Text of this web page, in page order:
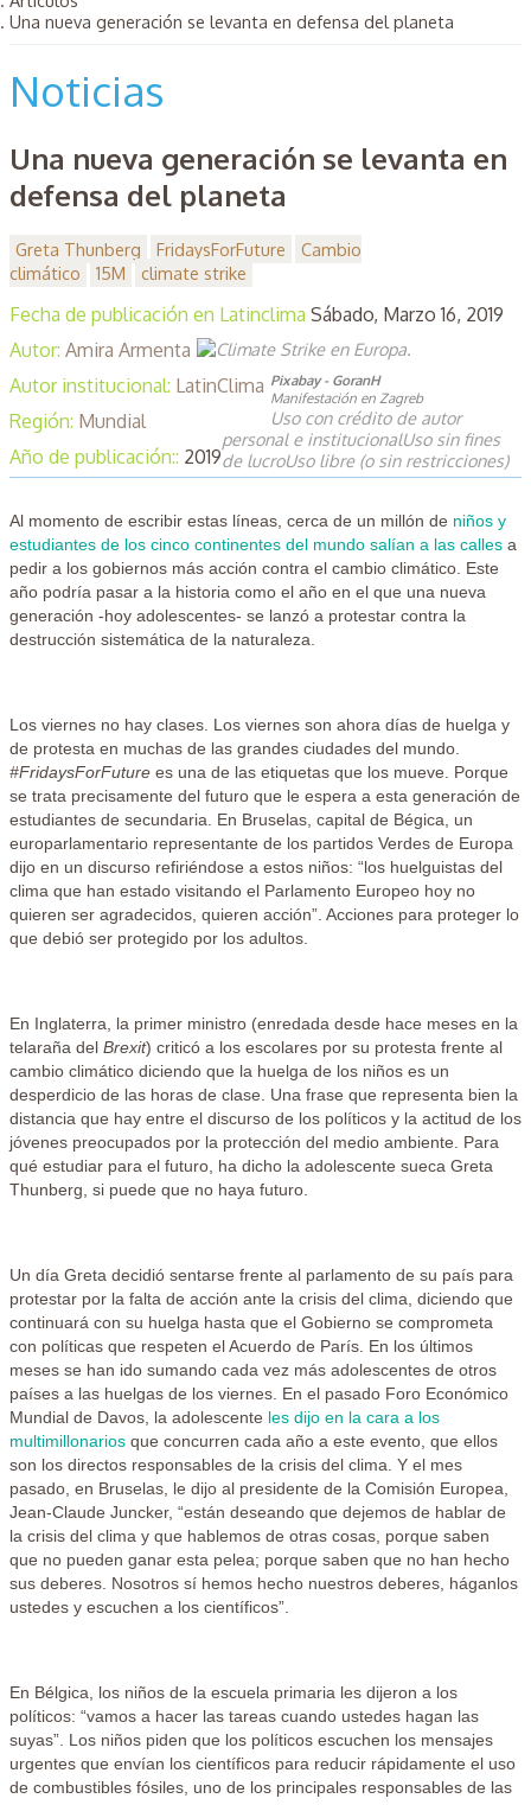
Una nueva generación se levanta en defensa del planeta
Noticias
Una nueva generación se levanta en
defensa del planeta
Greta Thunberg FridaysForFuture
Cambio
climático
15M climate strike
Fecha de publicación en Latinclima Sábado, Marzo 16, 2019
Autor: Amira Armenta
Autor institucional: LatinClima
Región: Mundial
Año de publicación:: 2019
Pixabay - GoranH
Manifestación en Zagreb
Uso con crédito de autor
personal e institucionalUso sin fines
de lucroUso libre (o sin restricciones)
Al momento de escribir estas líneas, cerca de un millón de niños y
estudiantes de los cinco continentes del mundo salían a las calles a
pedir a los gobiernos más acción contra el cambio climático. Este
año podría pasar a la historia como el año en el que una nueva
generación -hoy adolescentes- se lanzó a protestar contra la
destrucción sistemática de la naturaleza.
Los viernes no hay clases. Los viernes son ahora días de huelga y
de protesta en muchas de las grandes ciudades del mundo.
#FridaysForFuture es una de las etiquetas que los mueve. Porque
se trata precisamente del futuro que le espera a esta generación de
estudiantes de secundaria. En Bruselas, capital de Bégica, un
europarlamentario representante de los partidos Verdes de Europa
dijo en un discurso refiriéndose a estos niños: “los huelguistas del
clima que han estado visitando el Parlamento Europeo hoy no
quieren ser agradecidos, quieren acción”. Acciones para proteger lo
que debió ser protegido por los adultos.
En Inglaterra, la primer ministro (enredada desde hace meses en la
telaraña del Brexit) criticó a los escolares por su protesta frente al
cambio climático diciendo que la huelga de los niños es un
desperdicio de las horas de clase. Una frase que representa bien la
distancia que hay entre el discurso de los políticos y la actitud de los
jóvenes preocupados por la protección del medio ambiente. Para
qué estudiar para el futuro, ha dicho la adolescente sueca Greta
Thunberg, si puede que no haya futuro.
Un día Greta decidió sentarse frente al parlamento de su país para
protestar por la falta de acción ante la crisis del clima, diciendo que
continuará con su huelga hasta que el Gobierno se comprometa
con políticas que respeten el Acuerdo de París. En los últimos
meses se han ido sumando cada vez más adolescentes de otros
países a las huelgas de los viernes. En el pasado Foro Económico
Mundial de Davos, la adolescente les dijo en la cara a los
multimillonarios que concurren cada año a este evento, que ellos
son los directos responsables de la crisis del clima. Y el mes
pasado, en Bruselas, le dijo al presidente de la Comisión Europea,
Jean-Claude Juncker, “están deseando que dejemos de hablar de
la crisis del clima y que hablemos de otras cosas, porque saben
que no pueden ganar esta pelea; porque saben que no han hecho
sus deberes. Nosotros sí hemos hecho nuestros deberes, háganlos
ustedes y escuchen a los científicos”.
En Bélgica, los niños de la escuela primaria les dijeron a los
políticos: “vamos a hacer las tareas cuando ustedes hagan las
suyas”. Los niños piden que los políticos escuchen los mensajes
urgentes que envían los científicos para reducir rápidamente el uso
de combustibles fósiles, uno de los principales responsables de las